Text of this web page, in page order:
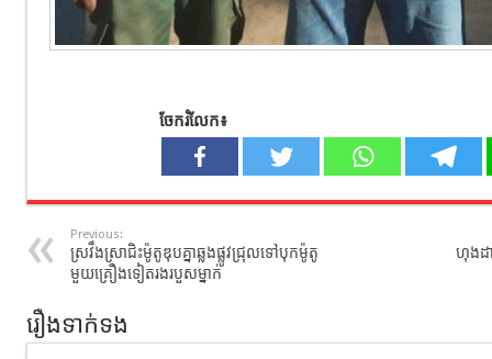
ចែករំលែក៖
Previous:
ស្រវឹងស្រាជិះម៉ូតូឌុបគ្នាឆ្លងផ្លូវជ្រុលទៅបុកម៉ូតូ
មួយគ្រឿងទៀតរងរបួសម្នាក់
ហុងដ
រឿងទាក់ទង